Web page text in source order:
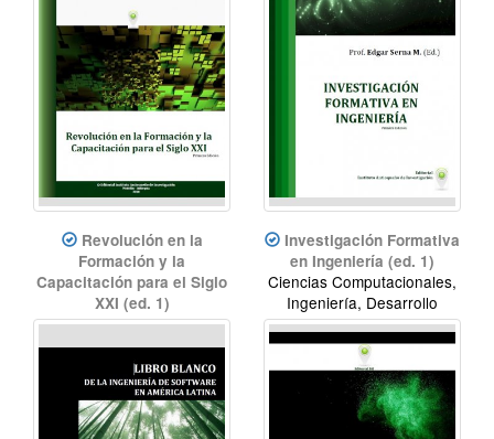
Revolución en la
Formación y la
Capacitación para el Siglo
XXI (ed. 1)
Educación, Innovación
educativa, Innovación
didáctica, Formación
Investigación Formativa
en Ingeniería (ed. 1)
Ciencias Computacionales,
Ingeniería, Desarrollo